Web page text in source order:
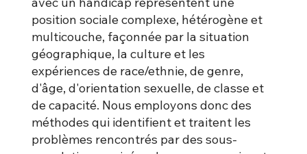
position sociale complexe, hétérogène et
multicouche, façonnée par la situation
géographique, la culture et les
expériences de race/ethnie, de genre,
d'âge, d'orientation sexuelle, de classe et
de capacité. Nous employons donc des
méthodes qui identifient et traitent les
problèmes rencontrés par des sous-